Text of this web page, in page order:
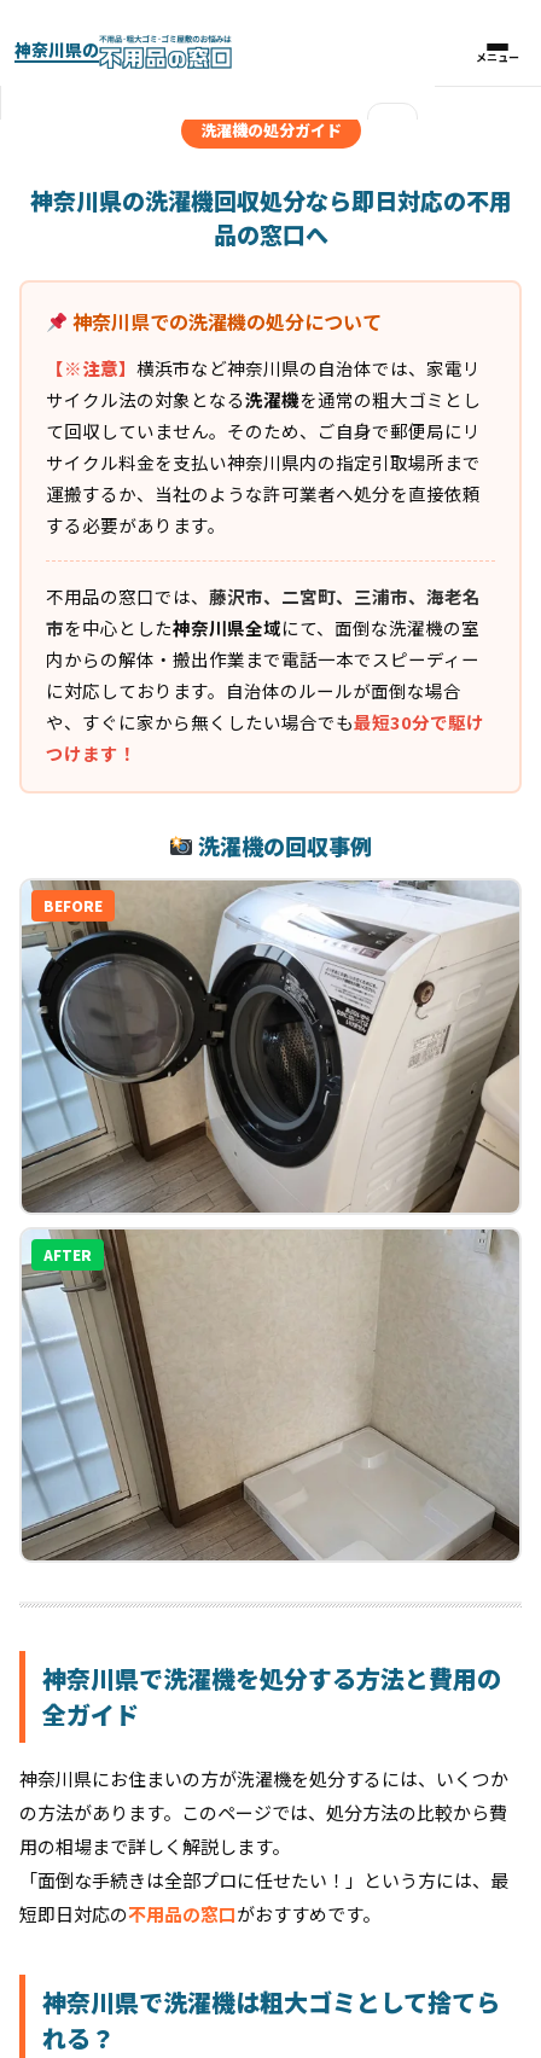
神奈川県の メニュー
実績紹介
料金比較表
お客様の声
よくある質問
対応エリア
洗濯機の処分ガイド
神奈川県の洗濯機回収処分なら即日対応の不用
品の窓口へ
神奈川県での洗濯機の処分について
【※注意】 横浜市など神奈川県の自治体では、家電リ
サイクル法の対象となる洗濯機を通常の粗大ゴミとし
て回収していません。そのため、ご自身で郵便局にリ
サイクル料金を支払い神奈川県内の指定引取場所まで
運搬するか、当社のような許可業者へ処分を直接依頼
する必要があります。
不用品の窓口では、 藤沢市、二宮町、三浦市、海老名
市を中心とした神奈川県全域にて、面倒な洗濯機の室
内からの解体・搬出作業まで電話一本でスピーディー
に対応しております。自治体のルールが面倒な場合
や、すぐに家から無くしたい場合でも最短30分で駆け
つけます！
洗濯機の回収事例
BEFORE
AFTER
神奈川県で洗濯機を処分する方法と費用の
全ガイド
神奈川県にお住まいの方が洗濯機を処分するには、いくつか
の方法があります。このページでは、処分方法の比較から費
用の相場まで詳しく解説します。
「面倒な手続きは全部プロに任せたい！」という方には、最
短即日対応の不用品の窓口がおすすめです。
神奈川県で洗濯機は粗大ゴミとして捨てら
れる？